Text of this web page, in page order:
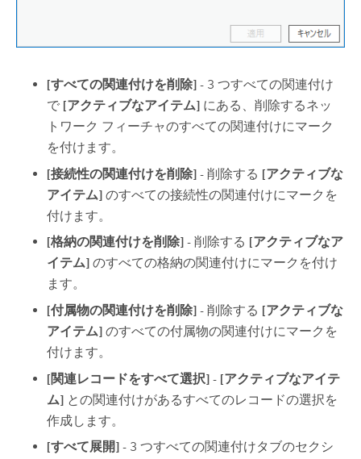
[すべての関連付けを削除] - 3 つすべての関連付け
で [アクティブなアイテム] にある、削除するネッ
トワーク フィーチャのすべての関連付けにマーク
を付けます。
[接続性の関連付けを削除] - 削除する [アクティブな
アイテム] のすべての接続性の関連付けにマークを
付けます。
[格納の関連付けを削除] - 削除する [アクティブなア
イテム] のすべての格納の関連付けにマークを付け
ます。
[付属物の関連付けを削除] - 削除する [アクティブな
アイテム] のすべての付属物の関連付けにマークを
付けます。
[関連レコードをすべて選択] - [アクティブなアイテ
ム] との関連付けがあるすべてのレコードの選択を
作成します。
[すべて展開] - 3 つすべての関連付けタブのセクシ